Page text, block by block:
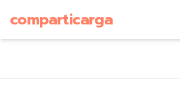
comparticarga